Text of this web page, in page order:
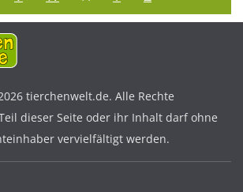
tierchenwelt.de. Alle Rechte
dieser Seite oder ihr Inhalt darf ohne
vervielfältigt werden.